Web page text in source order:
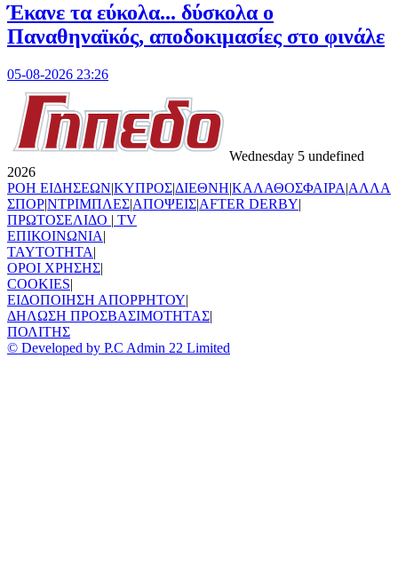
Έκανε τα εύκολα... δύσκολα ο
Παναθηναϊκός, αποδοκιμασίες στο φινάλε
05-08-2026 23:26
Wednesday 5 undefined
2026
ΡΟΗ ΕΙΔΗΣΕΩΝ|ΚΥΠΡΟΣ|ΔΙΕΘΝΗ|ΚΑΛΑΘΟΣΦΑΙΡΑ|ΑΛΛΑ
ΣΠΟΡ|ΝΤΡΙΜΠΛΕΣ|ΑΠΟΨΕΙΣ|AFTER DERBY|
ΠΡΩΤΟΣΕΛΙΔΟ | TV
ΕΠΙΚΟΙΝΩΝΙΑ|
TAYTOTHTA|
ΟΡΟΙ ΧΡΗΣΗΣ|
COOKIES|
ΕΙΔΟΠΟΙΗΣΗ ΑΠΟΡΡΗΤΟΥ|
ΔΗΛΩΣΗ ΠΡΟΣΒΑΣΙΜΟΤΗΤΑΣ|
ΠΟΛΙΤΗΣ
© Developed by P.C Admin 22 Limited